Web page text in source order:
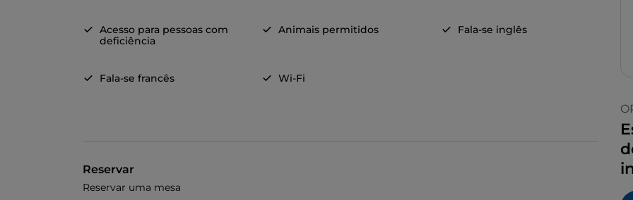
Acesso para pessoas com
deficiência
Animais permitidos Fala-se inglês
Fala-se francês Wi-Fi
Reservar
Reservar uma mesa